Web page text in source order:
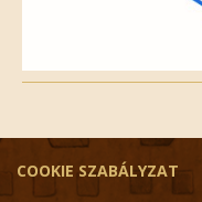
COOKIE SZABÁLYZAT